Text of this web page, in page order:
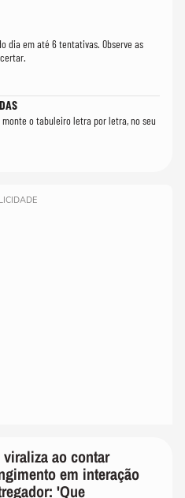
dia em até 6 tentativas. Observe as
o tabuleiro letra por letra, no seu
viraliza ao contar
em interação
'Que